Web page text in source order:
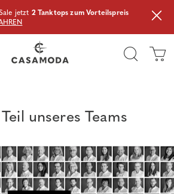
jetzt 2 Tanktops zum Vorteilspreis
unseres Teams